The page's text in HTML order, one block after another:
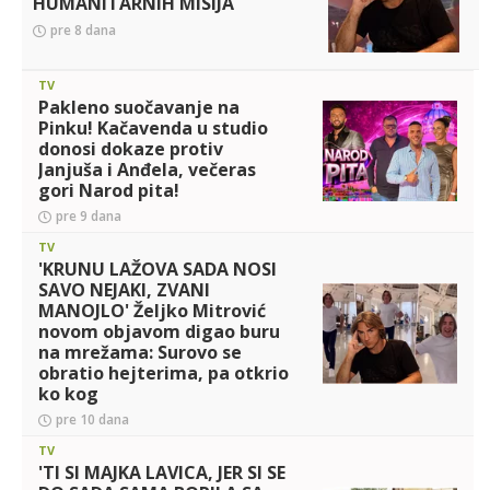
konačno otputovao na
zasluženi odmor: Sada se
pre 8 dana
TV
Pakleno suočavanje na
Pinku! Kačavenda u studio
donosi dokaze protiv
Janjuša i Anđela, večeras
gori Narod pita!
pre 9 dana
TV
'KRUNU LAŽOVA SADA NOSI
SAVO NEJAKI, ZVANI
MANOJLO' Željko Mitrović
novom objavom digao buru
na mrežama: Surovo se
obratio hejterima, pa otkrio
ko kog
pre 10 dana
TV
'TI SI MAJKA LAVICA, JER SI SE